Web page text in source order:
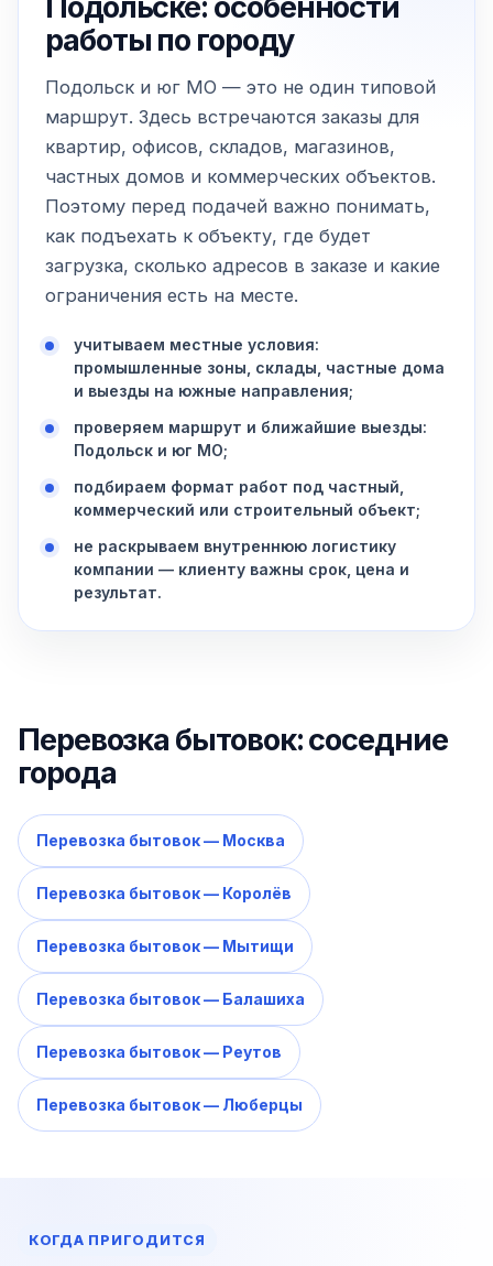
Подольске: особенности
работы по городу
Подольск и юг МО — это не один типовой
маршрут. Здесь встречаются заказы для
квартир, офисов, складов, магазинов,
частных домов и коммерческих объектов.
Поэтому перед подачей важно понимать,
как подъехать к объекту, где будет
загрузка, сколько адресов в заказе и какие
ограничения есть на месте.
учитываем местные условия:
промышленные зоны, склады, частные дома
и выезды на южные направления;
проверяем маршрут и ближайшие выезды:
Подольск и юг МО;
подбираем формат работ под частный,
коммерческий или строительный объект;
не раскрываем внутреннюю логистику
компании — клиенту важны срок, цена и
результат.
Перевозка бытовок: соседние
города
Перевозка бытовок — Москва
Перевозка бытовок — Королёв
Перевозка бытовок — Мытищи
Перевозка бытовок — Балашиха
Перевозка бытовок — Реутов
Перевозка бытовок — Люберцы
КОГДА ПРИГОДИТСЯ